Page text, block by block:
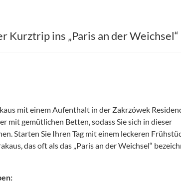
Kurztrip ins „Paris an der Weichsel“
mit einem Aufenthalt in der Zakrzówek
gemütlichen Betten, sodass Sie sich in dieser
Starten Sie Ihren Tag mit einem leckeren
das oft als das „Paris an der Weichsel“